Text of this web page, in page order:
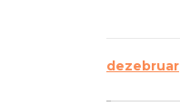
dezebruar